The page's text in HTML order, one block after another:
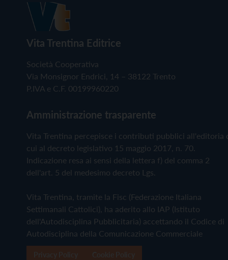
Vita Trentina Editrice
Società Cooperativa
Via Monsignor Endrici, 14 – 38122 Trento
P.IVA e C.F. 00199960220
Amministrazione trasparente
Vita Trentina percepisce i contributi pubblici all'editoria
cui al decreto legislativo 15 maggio 2017, n. 70.
Indicazione resa ai sensi della lettera f) del comma 2
dell'art. 5 del medesimo decreto Lgs.
Vita Trentina, tramite la Fisc (Federazione Italiana
Settimanali Cattolici), ha aderito allo IAP (Istituto
dell'Autodisciplina Pubblicitaria) accettando il Codice di
Autodisciplina della Comunicazione Commerciale